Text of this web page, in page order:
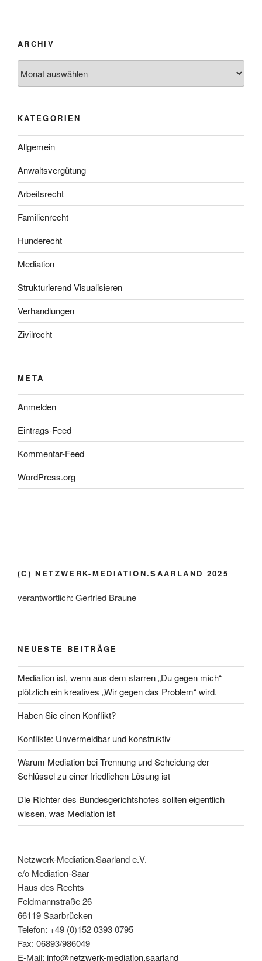
ARCHIV
KATEGORIEN
Allgemein
Anwaltsvergütung
Arbeitsrecht
Familienrecht
Hunderecht
Mediation
Strukturierend Visualisieren
Verhandlungen
Zivilrecht
META
Anmelden
Eintrags-Feed
Kommentar-Feed
WordPress.org
(C) NETZWERK-MEDIATION.SAARLAND 2025
verantwortlich: Gerfried Braune
NEUESTE BEITRÄGE
Mediation ist, wenn aus dem starren „Du gegen mich“
plötzlich ein kreatives „Wir gegen das Problem“ wird.
Haben Sie einen Konflikt?
Konflikte: Unvermeidbar und konstruktiv
Warum Mediation bei Trennung und Scheidung der
Schlüssel zu einer friedlichen Lösung ist
Die Richter des Bundesgerichtshofes sollten eigentlich
wissen, was Mediation ist
Netzwerk-Mediation.Saarland e.V.
c/o Mediation-Saar
Haus des Rechts
Feldmannstraße 26
66119 Saarbrücken
Telefon: +49 (0)152 0393 0795
Fax: 06893/986049
E-Mail: info@netzwerk-mediation.saarland